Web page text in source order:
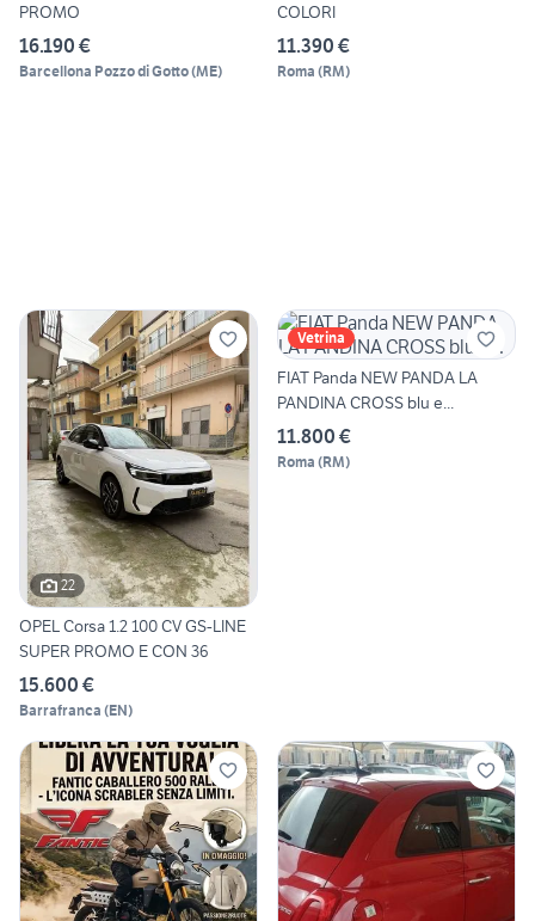
PROMO
16.190 €
Barcellona Pozzo di Gotto(ME)
COLORI
11.390 €
Roma (RM)
22
OPEL Corsa 1.2 100 CV GS-LINE
SUPER PROMO E CON 36
15.600 €
Barrafranca (EN)
Vetrina
FIAT Panda NEW PANDA LA
PANDINA CROSS blu e...
11.800 €
Roma (RM)